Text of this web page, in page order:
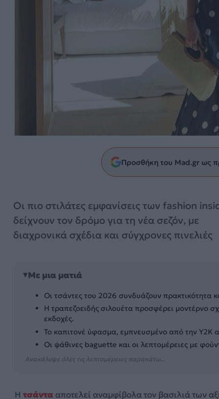
Προσθήκη του Mad.gr ως
Οι πιο στιλάτες εμφανίσεις των fashion
δείχνουν τον δρόμο για τη νέα σεζόν, με
διαχρονικά σχέδια και σύγχρονες πινελιές
Με μια ματιά
Οι τσάντες του 2026 συνδυάζουν πρακτικότητα
Η τραπεζοειδής σιλουέτα προσφέρει μοντέρνο
εκδοχές.
Το καπιτονέ ύφασμα, εμπνευσμένο από την Y2K
Οι ψάθινες baguette και οι λεπτομέρειες με
Ανακάλυψε όλες τις λεπτομέρειες παρακάτω...
Η τσάντα αποτελεί αναμφίβολα τον βασιλιά των